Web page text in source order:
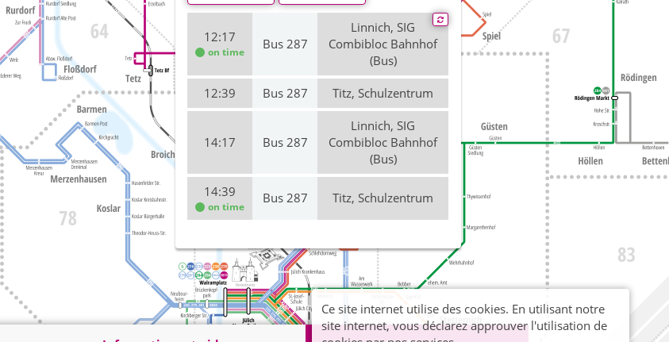
12:17
on time
Bus 287
Linnich, SIG
Combibloc Bahnhof
(Bus)
12:39 Bus 287 Titz, Schulzentrum
14:17 Bus 287
Linnich, SIG
Combibloc Bahnhof
(Bus)
14:39
on time
Bus 287 Titz, Schulzentrum
Ce site internet utilise des cookies. En utilisant notre
site internet, vous déclarez approuver l'utilisation de